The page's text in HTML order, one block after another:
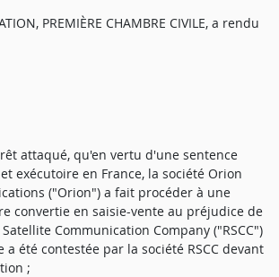
PREMIÈRE CHAMBRE CIVILE, a rendu
attaqué, qu'en vertu d'une sentence
exécutoire en France, la société Orion
("Orion") a fait procéder à une
convertie en saisie-vente au préjudice de
Communication Company ("RSCC")
a été contestée par la société RSCC devant
;